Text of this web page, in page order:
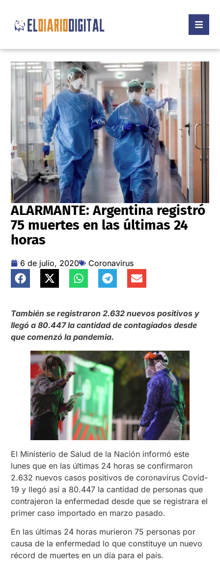
ALARMANTE: Argentina registró
75 muertes en las últimas 24
horas
6 de julio, 2020 Coronavirus
También se registraron 2.632 nuevos positivos y
llegó a 80.447 la cantidad de contagiados desde
que comenzó la pandemia.
El Ministerio de Salud de la Nación informó este
lunes que en las últimas 24 horas se confirmaron
2.632 nuevos casos positivos de coronavirus Covid-
19 y llegó así a 80.447 la cantidad de personas que
contrajeron la enfermedad desde que se registrara el
primer caso importado en marzo pasado.
En las últimas 24 horas murieron 75 personas por
causa de la enfermedad lo que constituye un nuevo
récord de muertes en un día para el país.